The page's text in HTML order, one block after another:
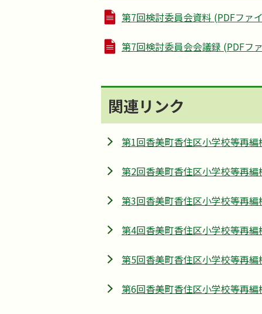
第7回検討委員会資料 (PDFファ
第7回検討委員会会議録 (PDFフ
関連リンク
第1回香美町香住区小学校等再編
第2回香美町香住区小学校等再編
第3回香美町香住区小学校等再編
第4回香美町香住区小学校等再編
第5回香美町香住区小学校等再編
第6回香美町香住区小学校等再編